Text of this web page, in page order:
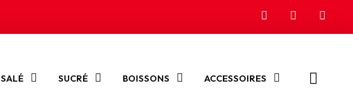
SALÉ SUCRÉ BOISSONS ACCESSOIRES